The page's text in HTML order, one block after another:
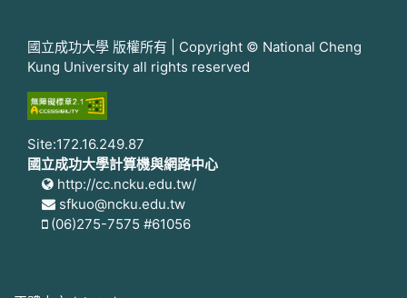
國立成功大學 版權所有 | Copyright © National Cheng
Kung University all rights reserved
Site:172.16.249.87
國立成功大學計算機與網路中心
http://cc.ncku.edu.tw/
sfkuo@ncku.edu.tw
(06)275-7575 #61056